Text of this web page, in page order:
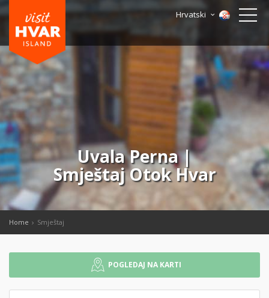
Hrvatski
Uvala Perna |
Smještaj Otok Hvar
Home Smještaj
POGLEDAJ NA KARTI